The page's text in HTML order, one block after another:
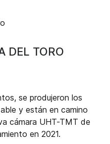
DEL TORO
se produjeron los
y están en camino
cámara UHT-TMT de
en 2021.